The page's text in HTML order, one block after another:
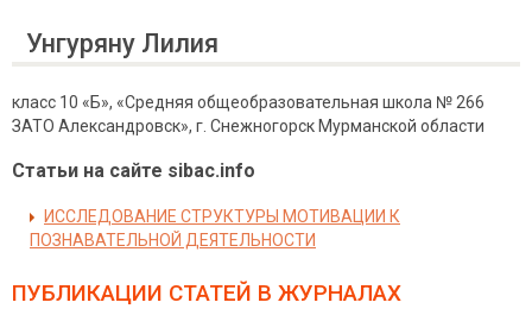
Унгуряну Лилия
класс 10 «Б», «Средняя общеобразовательная школа № 266
ЗАТО Александровск», г. Снежногорск Мурманской области
Статьи на сайте sibac.info
ИССЛЕДОВАНИЕ СТРУКТУРЫ МОТИВАЦИИ К
ПОЗНАВАТЕЛЬНОЙ ДЕЯТЕЛЬНОСТИ
ПУБЛИКАЦИИ СТАТЕЙ В ЖУРНАЛАХ